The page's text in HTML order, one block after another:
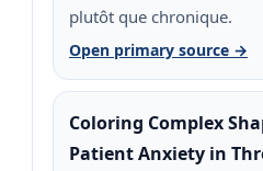
plutôt que chronique.
Open primary source →
Coloring Complex
Patient Anxiety in